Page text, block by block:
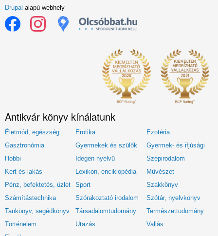
Drupal alapú webhely
Antikvár könyv kínálatunk
Életmód, egészség Erotika
Ezotéria
Gasztronómia
Gyermekek és szülők
Gyermek- és ifjúsági
Hobbi
Idegen nyelvű
Szépirodalom
Kert és lakás
Lexikon, enciklopédia
Művészet
Pénz, befektetés, üzlet
Sport
Szakkönyv
Számítástechnika
Szórakoztató irodalom
Szótár, nyelvkönyv
Tankönyv, segédkönyv
Társadalomtudomány
Természettudomány
Történelem
Utazás
Vallás